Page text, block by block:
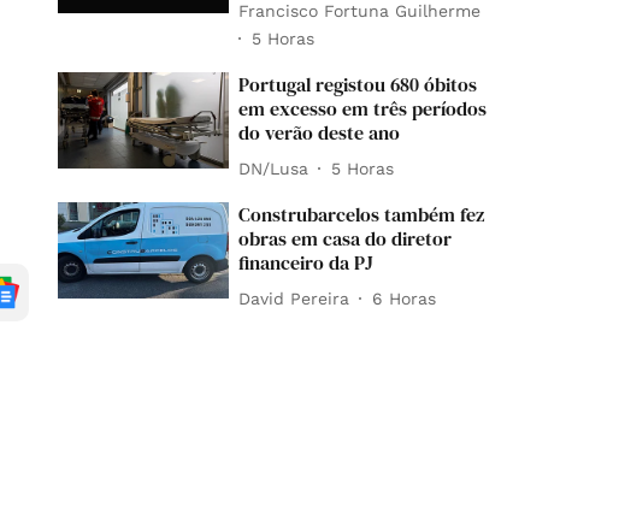
Francisco Fortuna Guilherme
5 Horas
Portugal registou 680 óbitos
em excesso em três períodos
do verão deste ano
DN/Lusa 5 Horas
Construbarcelos também fez
obras em casa do diretor
financeiro da PJ
David Pereira 6 Horas